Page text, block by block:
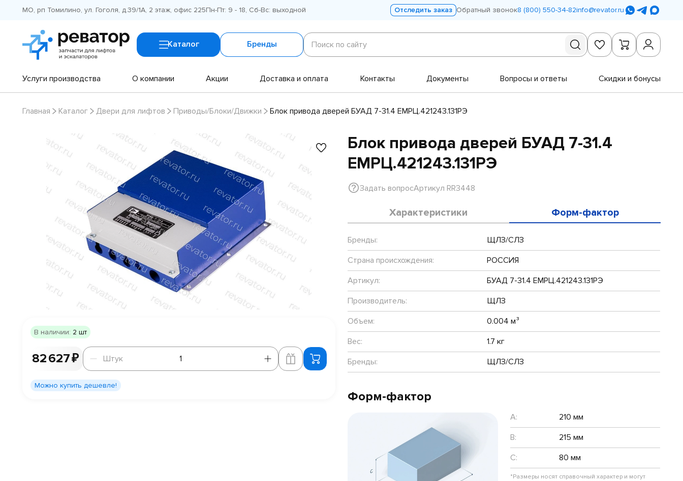
МО, рп Томилино, ул. Гоголя, д.39/1А, 2 этаж, офис 225Пн-Пт: 9 - 18, Сб-Вс: выходной Отследить заказ Обратный звонок8 (800) 550-34-82info@revator.ru
Каталог Бренды
Поиск
по
сайту
Поиск по сайту
Услуги производства О компании Акции Доставка и оплата Контакты Документы Вопросы и ответы Скидки и бонусы
Главная Каталог Двери для лифтов Приводы/Блоки/Движки Блок привода дверей БУАД 7-31.4 ЕМРЦ.421243.131РЭ
Блок привода дверей БУАД 7-31.4
ЕМРЦ.421243.131РЭ
Задать вопросАртикул RR3448
В наличии: 2 шт
82 627 ₽
Штук
Штук
Можно купить дешевле!
Характеристики Форм-фактор
Бренды:
ЩЛЗ/СЛЗ
Страна происхождения:
РОССИЯ
Артикул:
БУАД 7-31.4 ЕМРЦ.421243.131РЭ
Производитель:
ЩЛЗ
Объем:
0.004 м³
Вес:
1.7 кг
Бренды:
ЩЛЗ/СЛЗ
Форм-фактор
A:
210 мм
B:
215 мм
C:
80 мм
*Размеры носят справочный характер и могут